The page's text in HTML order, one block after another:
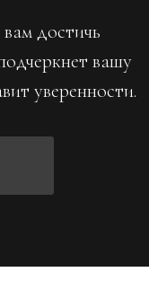
достичь
вашу
уверенности.